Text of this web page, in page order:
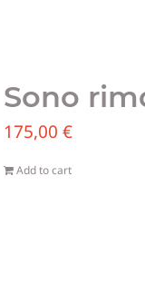
Sono
175,00 €
Add to cart